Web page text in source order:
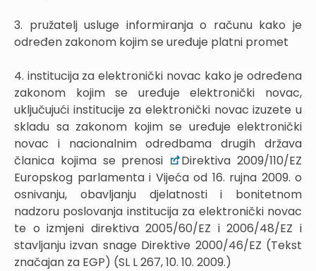
3. pružatelj usluge informiranja o računu kako je
određen zakonom kojim se uređuje platni promet
4. institucija za elektronički novac kako je određena
zakonom kojim se uređuje elektronički novac,
uključujući institucije za elektronički novac izuzete u
skladu sa zakonom kojim se uređuje elektronički
novac i nacionalnim odredbama drugih država
članica kojima se prenosi
Direktiva 2009/110/EZ
Europskog parlamenta i Vijeća od 16. rujna 2009. o
osnivanju, obavljanju djelatnosti i bonitetnom
nadzoru poslovanja institucija za elektronički novac
te o izmjeni direktiva 2005/60/EZ i 2006/48/EZ i
stavljanju izvan snage Direktive 2000/46/EZ (Tekst
značajan za EGP) (SL L 267, 10. 10. 2009.)